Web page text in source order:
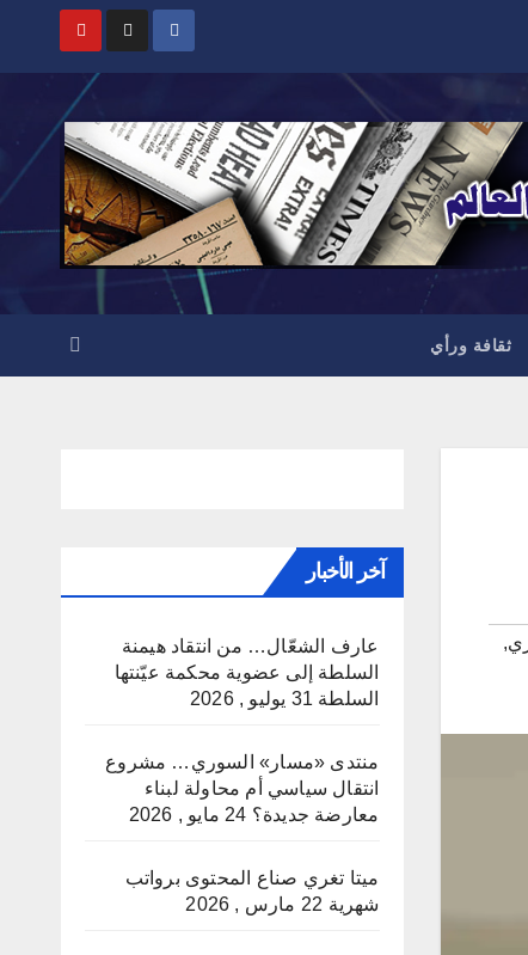
ثقافة ورأي
,
آخر الأخبار
عارف الشعّال… من انتقاد هيمنة
السلطة إلى عضوية محكمة عيّنتها
السلطة 31 يوليو , 2026
منتدى «مسار» السوري… مشروع
انتقال سياسي أم محاولة لبناء
معارضة جديدة؟ 24 مايو , 2026
ميتا تغري صناع المحتوى برواتب
شهرية 22 مارس , 2026